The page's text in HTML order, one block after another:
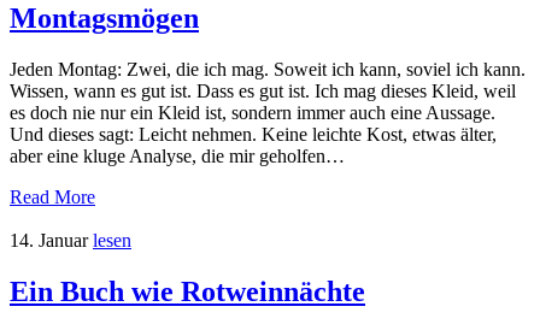
Montagsmögen
Jeden Montag: Zwei, die ich mag. Soweit ich kann, soviel ich kann.
Wissen, wann es gut ist. Dass es gut ist. Ich mag dieses Kleid, weil
es doch nie nur ein Kleid ist, sondern immer auch eine Aussage.
Und dieses sagt: Leicht nehmen. Keine leichte Kost, etwas älter,
aber eine kluge Analyse, die mir geholfen…
Read More
14. Januar lesen
Ein Buch wie Rotweinnächte